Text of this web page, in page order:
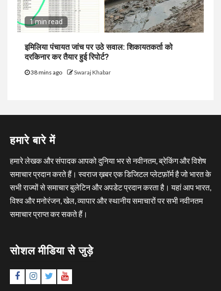
1 min read
इमिलिया पंचायत जांच पर उठे सवाल: शिकायतकर्ता को
दरकिनार कर तैयार हुई रिपोर्ट?
38 mins ago Swaraj Khabar
हमारे बारे में
हमारे लेखक और संपादक आपको दुनिया भर से नवीनतम, ब्रेकिंग और विशेष
समाचार प्रदान करते हैं। स्वराज ख़बर एक डिजिटल प्लेटफ़ॉर्म है जो भारत के
सभी राज्यों से समाचार बुलेटिन और अपडेट प्रदान करता है। यहां आप भारत,
विश्व और मनोरंजन, खेल, व्यापार और स्थानीय समाचारों पर सभी नवीनतम
समाचार प्राप्त कर सकते हैं।
सोशल मीडिया से जुड़े
FacebookInstagram
TwitterYouTube